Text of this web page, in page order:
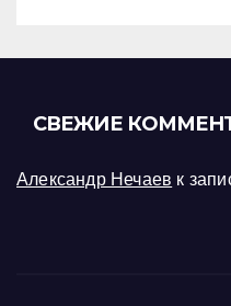
СВЕЖИЕ
Александр Нечаев к